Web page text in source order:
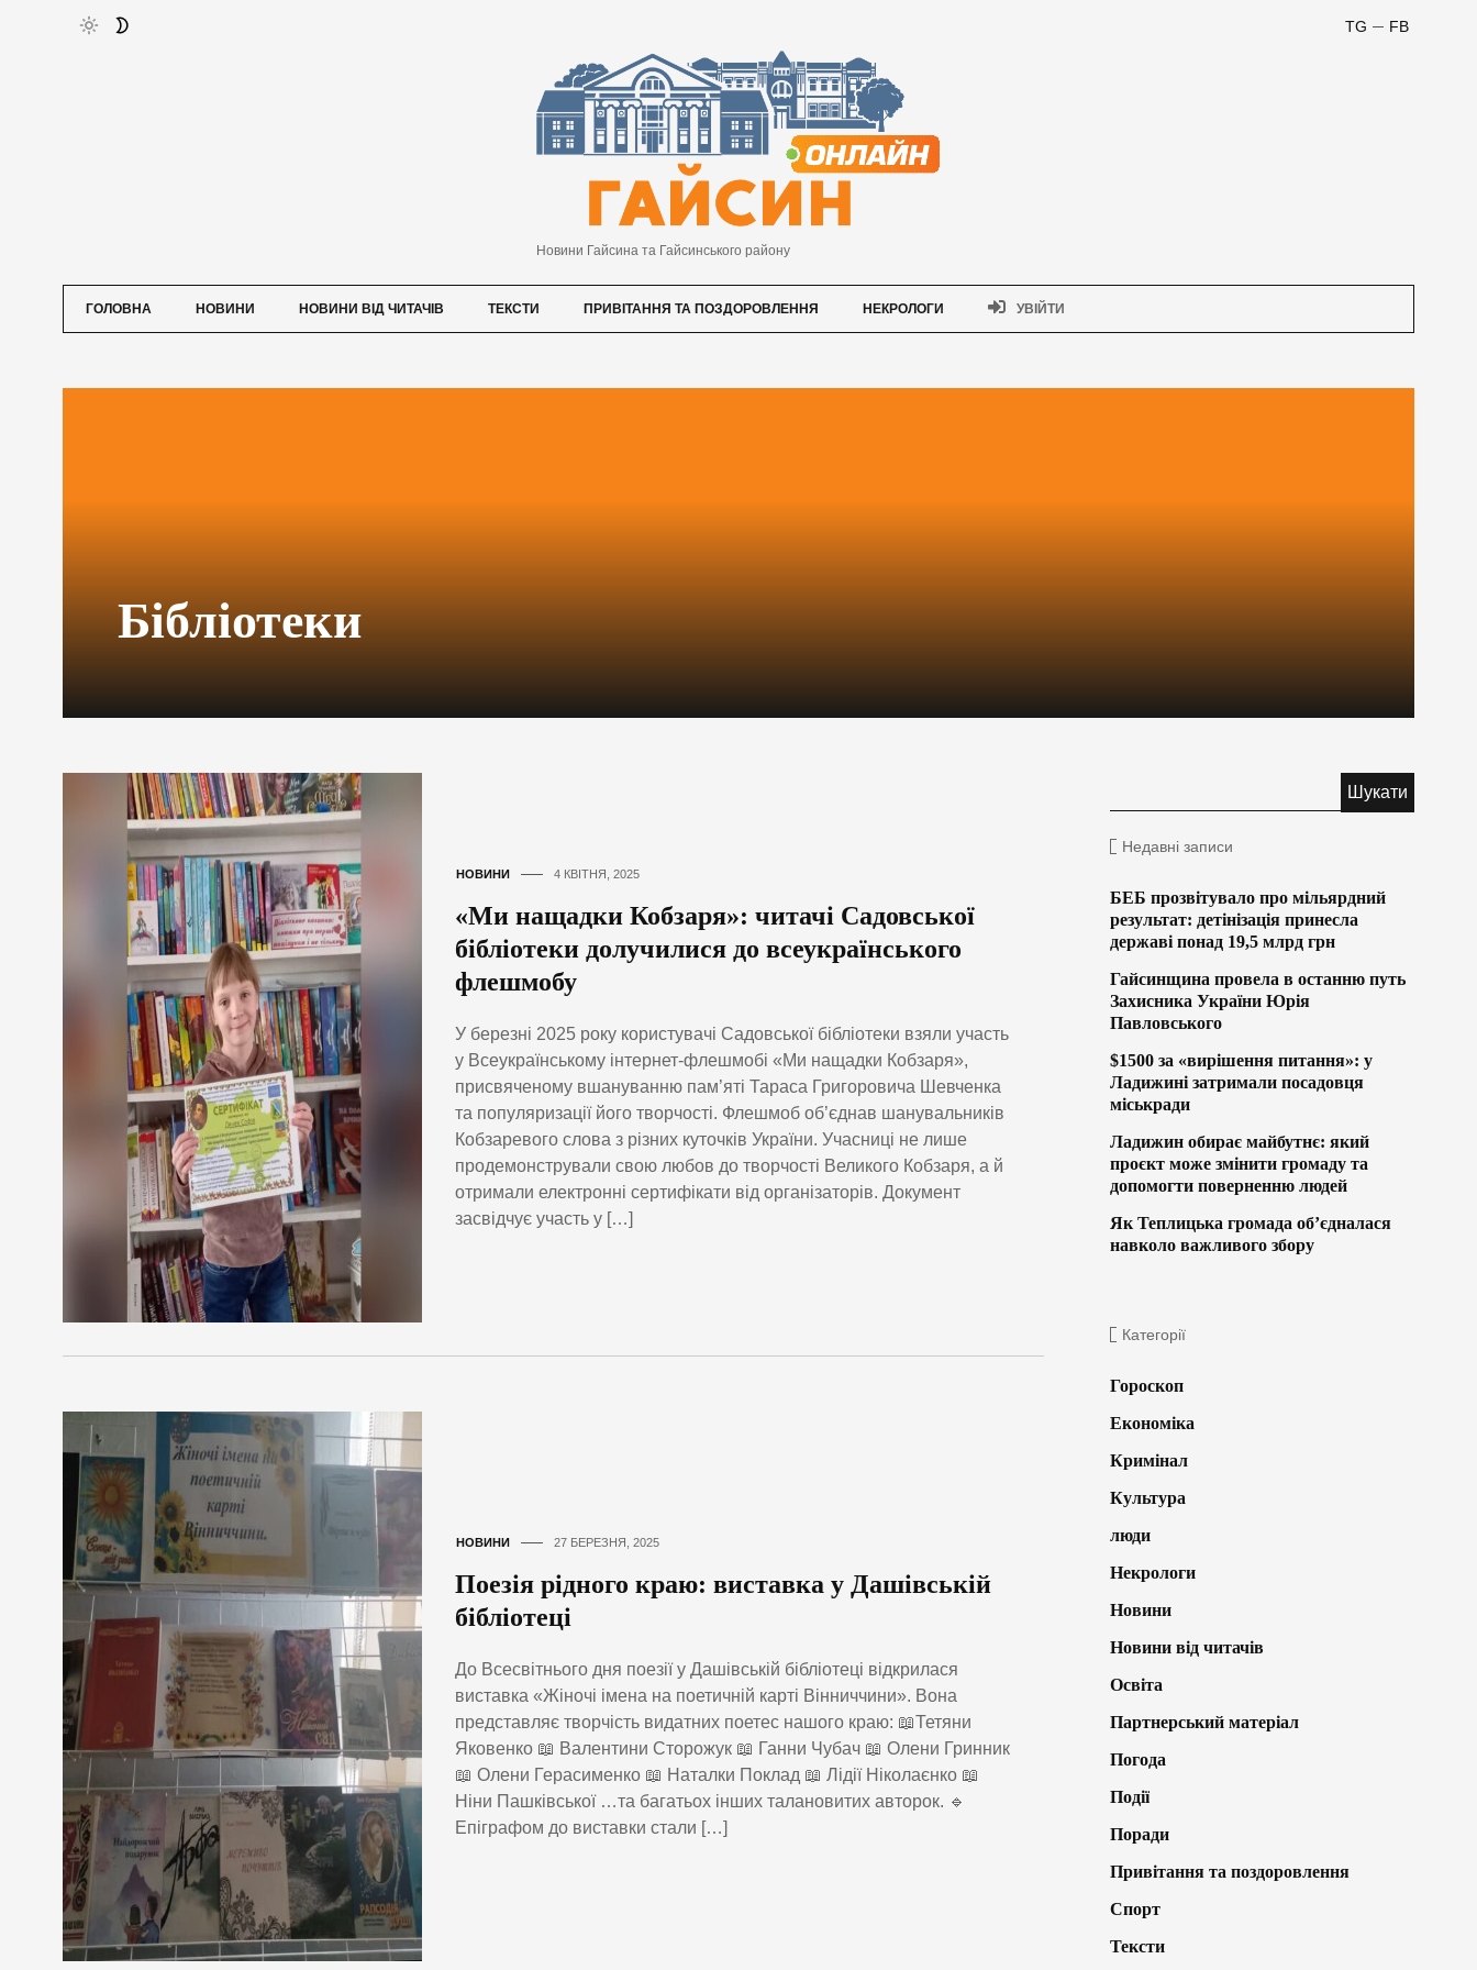
FB
TG
Новини Гайсина та Гайсинського району
ГОЛОВНА НОВИНИ НОВИНИ ВІД ЧИТАЧІВ ТЕКСТИ ПРИВІТАННЯ ТА ПОЗДОРОВЛЕННЯ НЕКРОЛОГИ УВІЙТИ
Бібліотеки
НОВИНИ 4 КВІТНЯ, 2025
«Ми нащадки Кобзаря»: читачі Садовської
бібліотеки долучилися до всеукраїнського
флешмобу
У березні 2025 року користувачі Садовської бібліотеки взяли участь
у Всеукраїнському інтернет-флешмобі «Ми нащадки Кобзаря»,
присвяченому вшануванню пам’яті Тараса Григоровича Шевченка
та популяризації його творчості. Флешмоб об’єднав шанувальників
Кобзаревого слова з різних куточків України. Учасниці не лише
продемонстрували свою любов до творчості Великого Кобзаря, а й
отримали електронні сертифікати від організаторів. Документ
засвідчує участь у […]
НОВИНИ 27 БЕРЕЗНЯ, 2025
Поезія рідного краю: виставка у Дашівській
бібліотеці
До Всесвітнього дня поезії у Дашівській бібліотеці відкрилася
виставка «Жіночі імена на поетичній карті Вінниччини». Вона
представляє творчість видатних поетес нашого краю: 📖Тетяни
Яковенко 📖 Валентини Сторожук 📖 Ганни Чубач 📖 Олени Гринник
📖 Олени Герасименко 📖 Наталки Поклад 📖 Лідії Ніколаєнко 📖
Ніни Пашківської …та багатьох інших талановитих авторок. 🔹
Епіграфом до виставки стали […]
Недавні записи
БЕБ прозвітувало про мільярдний
результат: детінізація принесла
державі понад 19,5 млрд грн
Гайсинщина провела в останню путь
Захисника України Юрія
Павловського
$1500 за «вирішення питання»: у
Ладижині затримали посадовця
міськради
Ладижин обирає майбутнє: який
проєкт може змінити громаду та
допомогти поверненню людей
Як Теплицька громада об’єдналася
навколо важливого збору
Категорії
Гороскоп
Економіка
Кримінал
Культура
люди
Некрологи
Новини
Новини від читачів
Освіта
Партнерський матеріал
Погода
Події
Поради
Привітання та поздоровлення
Спорт
Тексти